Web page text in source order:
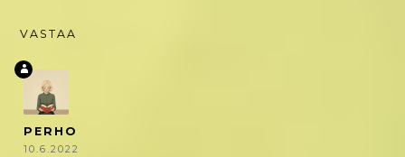
VASTAA
PERHO
10.6.2022